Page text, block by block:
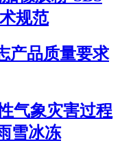
规范
产品质量要求
气象灾害过程
雪冰冻